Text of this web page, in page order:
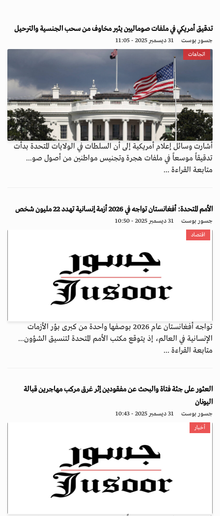
تدقيق أمريكي في ملفات صوماليين يثير مخاوف من سحب الجنسية والترحيل
جسور بوست 31 ديسمبر 2025 - 11:05
اتجاهات
أشارت وسائل إعلام أمريكية إلى أن السلطات في الولايات المتحدة بدأت
تدقيقاً موسعاً في ملفات هجرة وتجنيس مواطنين من أصول صو...
متابعة القراءة ...
الأمم المتحدة: أفغانستان تواجه في 2026 أزمة إنسانية تهدد 22 مليون شخص
جسور بوست 31 ديسمبر 2025 - 10:50
اقتصاد
تواجه أفغانستان عام 2026 بوصفها واحدة من كبرى بؤر الأزمات
الإنسانية في العالم، إذ يتوقع مكتب الأمم المتحدة لتنسيق الشؤون...
متابعة القراءة ...
العثور على جثة فتاة والبحث عن مفقودين إثر غرق مركب مهاجرين قبالة
اليونان
جسور بوست 31 ديسمبر 2025 - 10:43
أخبار